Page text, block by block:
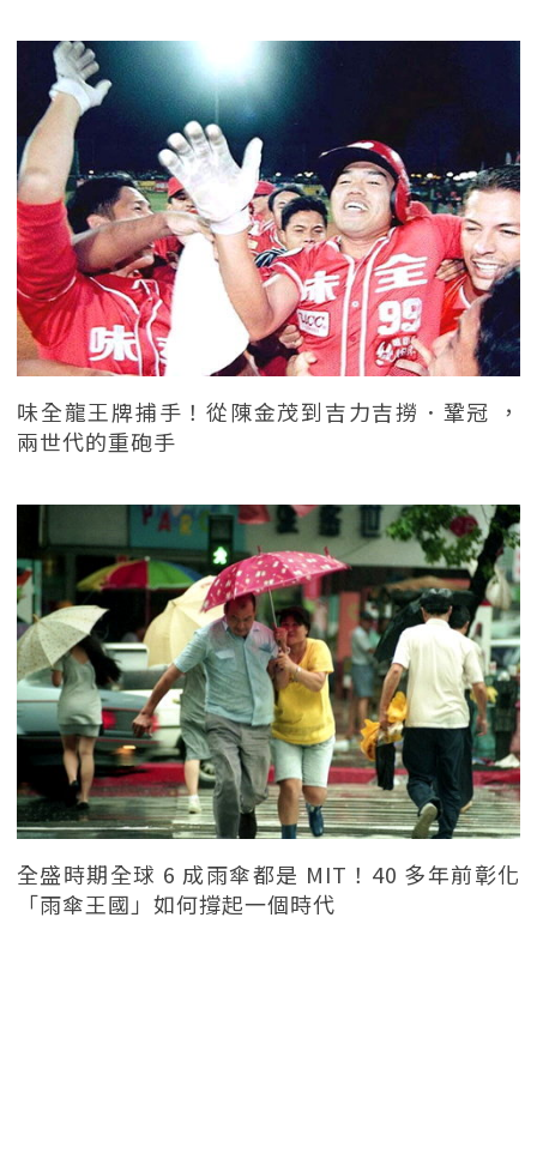
味全龍王牌捕手！從陳金茂到吉力吉撈．鞏冠 ，
兩世代的重砲手
全盛時期全球 6 成雨傘都是 MIT！40 多年前彰化
「雨傘王國」如何撐起一個時代